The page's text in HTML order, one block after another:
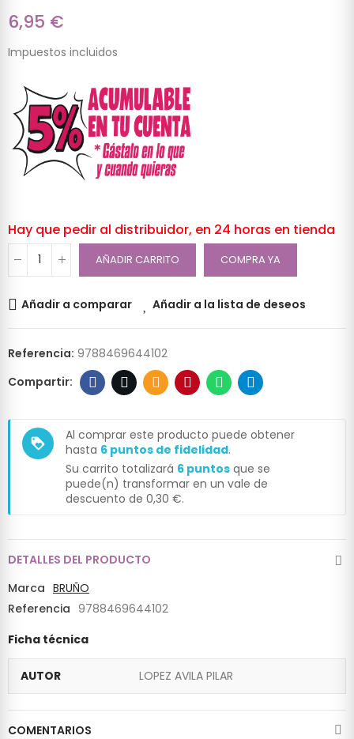
6,95 €
Impuestos incluidos
Hay que pedir al distribuidor, en 24 horas en tienda
AÑADIR CARRITO COMPRA YA
Añadir a comparar Añadir a la lista de deseos
Referencia: 9788469644102
loyalty
Al comprar este producto puede obtener
hasta 6 puntos de fidelidad.
Su carrito totalizará 6 puntos que se
puede(n) transformar en un vale de
descuento de 0,30 €.
DETALLES DEL PRODUCTO
Marca BRUÑO
Referencia 9788469644102
Ficha técnica
AUTOR LOPEZ AVILA PILAR
COMENTARIOS